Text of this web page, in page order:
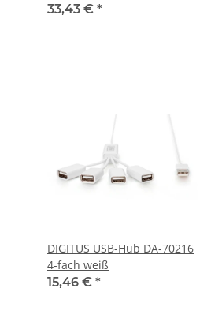
33,43 € *
DIGITUS USB-Hub DA-70216
4-fach weiß
15,46 € *